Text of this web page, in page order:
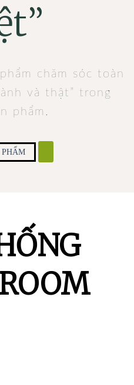
chăm sóc toàn
và thật” trong
phẩm.